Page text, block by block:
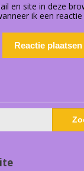
en site in deze
ik een reactie